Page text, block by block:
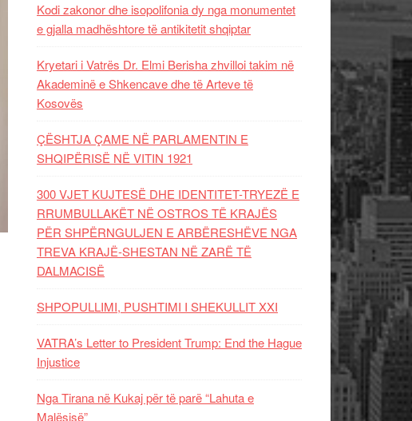
Kodi zakonor dhe isopolifonia dy nga monumentet
e gjalla madhështore të antikitetit shqiptar
Kryetari i Vatrës Dr. Elmi Berisha zhvilloi takim në
Akademinë e Shkencave dhe të Arteve të
Kosovës
ÇËSHTJA ÇAME NË PARLAMENTIN E
SHQIPËRISË NË VITIN 1921
300 VJET KUJTESË DHE IDENTITET-TRYEZË E
RRUMBULLAKËT NË OSTROS TË KRAJËS
PËR SHPËRNGULJEN E ARBËRESHËVE NGA
TREVA KRAJË-SHESTAN NË ZARË TË
DALMACISË
SHPOPULLIMI, PUSHTIMI I SHEKULLIT XXI
VATRA’s Letter to President Trump: End the Hague
Injustice
Nga Tirana në Kukaj për të parë “Lahuta e
Malësisë”